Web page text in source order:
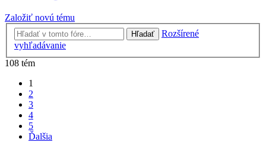
Založiť novú tému
Hľadať
Rozšírené
vyhľadávanie
108 tém
1
2
3
4
5
Ďalšia